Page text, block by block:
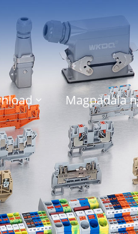
Magpadala